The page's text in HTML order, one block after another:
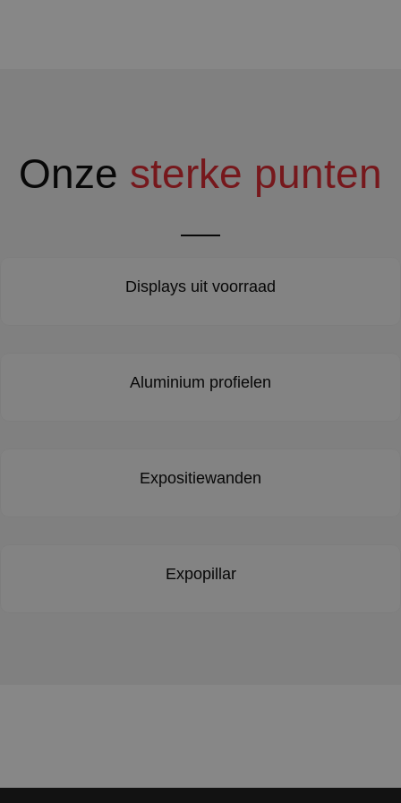
Onze sterke punten
Displays uit voorraad
Aluminium profielen
Expositiewanden
Expopillar